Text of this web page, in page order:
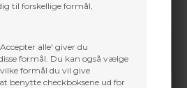
til forskellige formål,
alle' giver du
formål. Du kan også vælge
formål du vil give
benytte checkboksene ud for